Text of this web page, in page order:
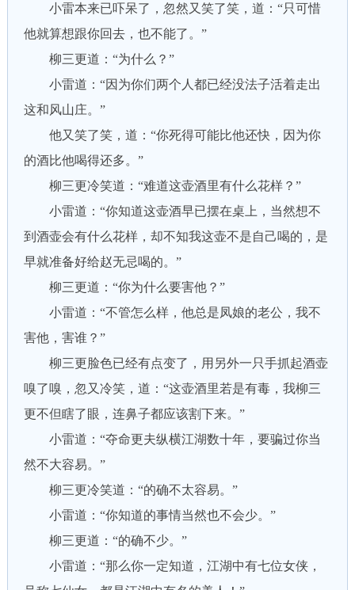
小雷本来已吓呆了，忽然又笑了笑，道：“只可惜
他就算想跟你回去，也不能了。”
柳三更道：“为什么？”
小雷道：“因为你们两个人都已经没法子活着走出
这和风山庄。”
他又笑了笑，道：“你死得可能比他还快，因为你
的酒比他喝得还多。”
柳三更冷笑道：“难道这壶酒里有什么花样？”
小雷道：“你知道这壶酒早已摆在桌上，当然想不
到酒壶会有什么花样，却不知我这壶不是自己喝的，是
早就准备好给赵无忌喝的。”
柳三更道：“你为什么要害他？”
小雷道：“不管怎么样，他总是凤娘的老公，我不
害他，害谁？”
柳三更脸色已经有点变了，用另外一只手抓起酒壶
嗅了嗅，忽又冷笑，道：“这壶酒里若是有毒，我柳三
更不但瞎了眼，连鼻子都应该割下来。”
小雷道：“夺命更夫纵横江湖数十年，要骗过你当
然不大容易。”
柳三更冷笑道：“的确不太容易。”
小雷道：“你知道的事情当然也不会少。”
柳三更道：“的确不少。”
小雷道：“那么你一定知道，江湖中有七位女侠，